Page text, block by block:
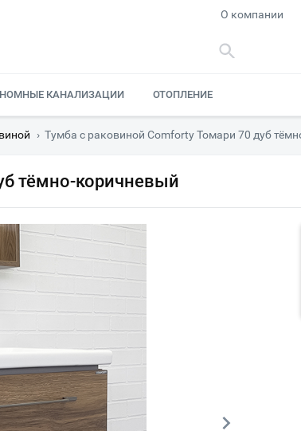
О компании
КАНАЛИЗАЦИИ ОТОПЛЕНИЕ
› Тумба с раковиной Comforty Томари 70 дуб
тёмно-коричневый